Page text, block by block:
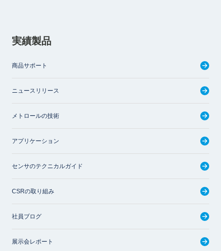
実績製品
商品サポート
ニュースリリース
メトロールの技術
アプリケーション
センサのテクニカルガイド
CSRの取り組み
社員ブログ
展示会レポート